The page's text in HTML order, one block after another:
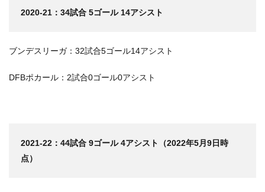
2020-21：34試合 5ゴール 14アシスト
ブンデスリーガ：32試合5ゴール14アシスト
DFBポカール：2試合0ゴール0アシスト
2021-22：44試合 9ゴール 4アシスト（2022年5月9日時
点）